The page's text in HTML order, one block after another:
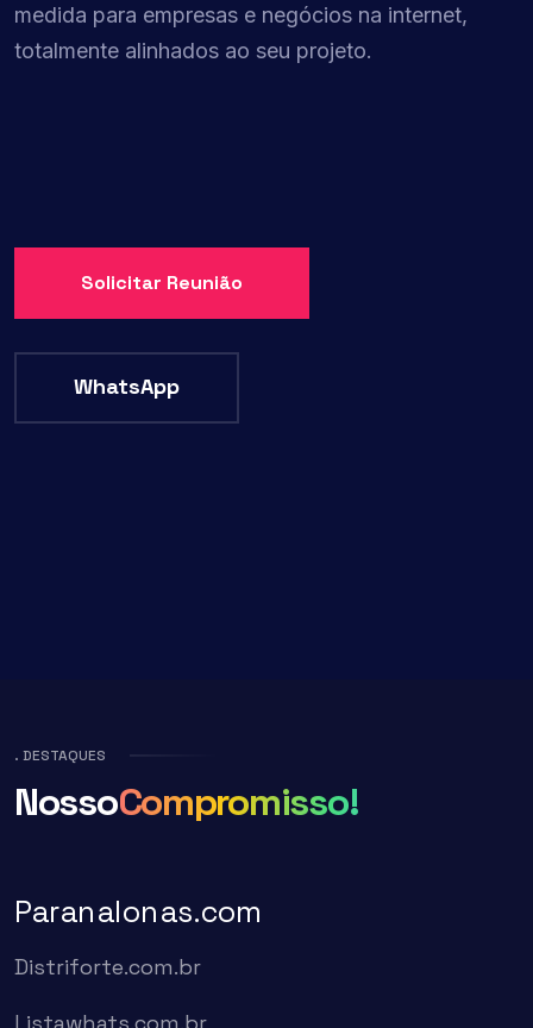
medida para empresas e negócios na internet,
totalmente alinhados ao seu projeto.
Solicitar Reunião
WhatsApp
. DESTAQUES
NossoCompromisso!
Paranalonas.com
Distriforte.com.br